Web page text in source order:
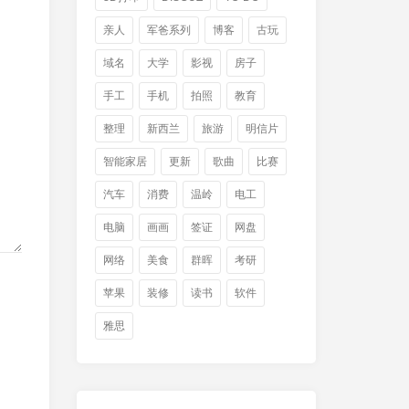
亲人 军爸系列 博客 古玩
域名 大学 影视 房子
手工 手机 拍照 教育
整理 新西兰 旅游 明信片
智能家居 更新 歌曲 比赛
汽车 消费 温岭 电工
电脑 画画 签证 网盘
网络 美食 群晖 考研
苹果 装修 读书 软件
雅思